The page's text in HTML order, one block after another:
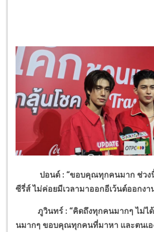
ปอนด์ : “ขอบคุณทุกคนมาก ช่วงนี้
ซีรี่ส์ ไม่ค่อยมีเวลามาออกอีเว้นต์ออกงา
ภูวินทร์ : “คิดถึงทุกคนมากๆ ไม่ได้
นมากๆ ขอบคุณทุกคนที่มาหา และตนเอ